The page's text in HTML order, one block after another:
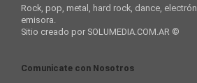
Rock, pop, metal, hard rock, dance,
emisora.
Sitio creado por SOLUMEDIA.COM.AR ©
Comunicate con Nosotros